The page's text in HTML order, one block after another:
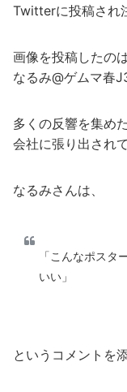
Twitterに投稿され
画像を投稿したの
なるみ@ゲムマ春
多くの反響を集め
会社に張り出され
なるみさんは、
「こんなポスタ
いい」
というコメントを